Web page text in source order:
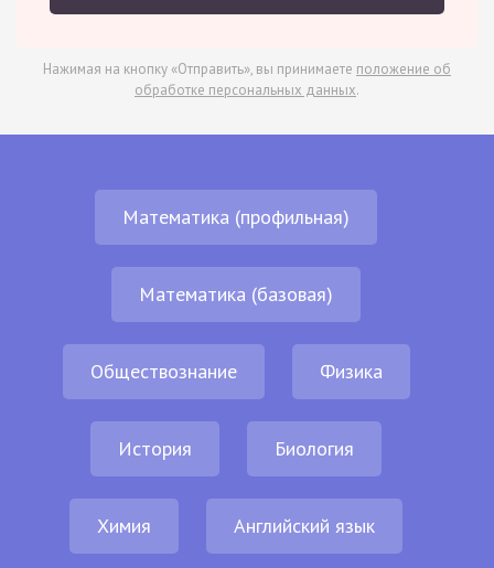
Нажимая на кнопку «Отправить», вы принимаете положение об
обработке персональных данных.
Математика (профильная)
Математика (базовая)
Обществознание Физика
История Биология
Химия Английский язык